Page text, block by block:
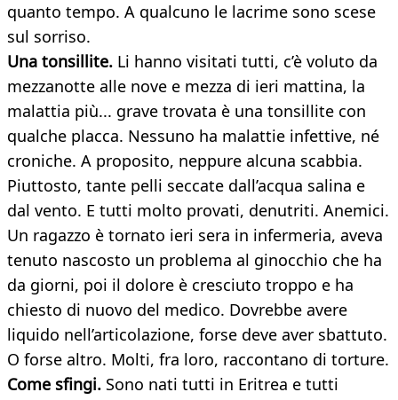
quanto tempo. A qualcuno le lacrime sono scese
sul sorriso.
Una tonsillite. Li hanno visitati tutti, c’è voluto da
mezzanotte alle nove e mezza di ieri mattina, la
malattia più... grave trovata è una tonsillite con
qualche placca. Nessuno ha malattie infettive, né
croniche. A proposito, neppure alcuna scabbia.
Piuttosto, tante pelli seccate dall’acqua salina e
dal vento. E tutti molto provati, denutriti. Anemici.
Un ragazzo è tornato ieri sera in infermeria, aveva
tenuto nascosto un problema al ginocchio che ha
da giorni, poi il dolore è cresciuto troppo e ha
chiesto di nuovo del medico. Dovrebbe avere
liquido nell’articolazione, forse deve aver sbattuto.
O forse altro. Molti, fra loro, raccontano di torture.
Come sfingi. Sono nati tutti in Eritrea e tutti